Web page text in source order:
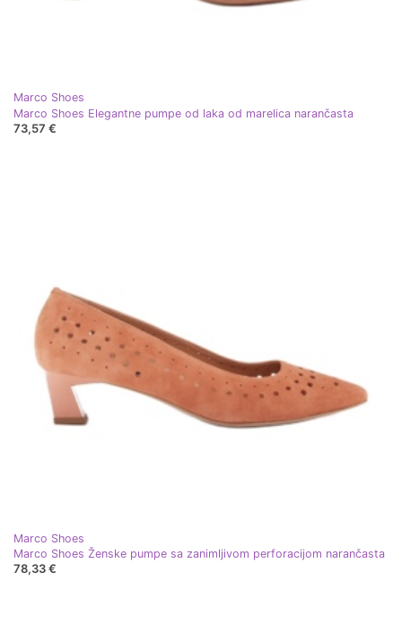
Marco Shoes
Marco Shoes Elegantne pumpe od laka od marelica narančasta
73,57 €
Marco Shoes
Marco Shoes Ženske pumpe sa zanimljivom perforacijom narančasta
78,33 €